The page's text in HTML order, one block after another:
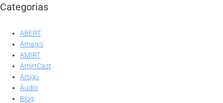
Categorias
ABERT
Amagis
AMIRT
AmirtCast
Artigo
Áudio
Blog